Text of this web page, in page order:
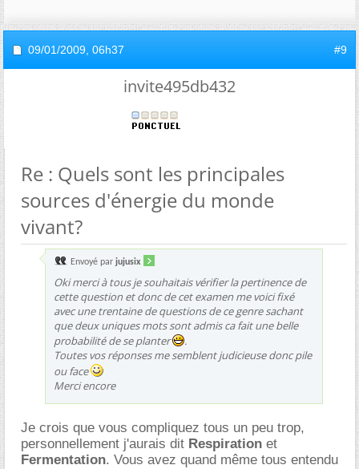
09/01/2009, 06h37 #9
invite495db432
Re : Quels sont les principales
sources d'énergie du monde
vivant?
Envoyé par jujusix
Oki merci à tous je souhaitais vérifier la pertinence de
cette question et donc de cet examen me voici fixé
avec une trentaine de questions de ce genre sachant
que deux uniques mots sont admis ca fait une belle
probabilité de se planter
.
Toutes vos réponses me semblent judicieuse donc pile
ou face
Merci encore
Je crois que vous compliquez tous un peu trop,
personnellement j'aurais dit Respiration et
Fermentation. Vous avez quand même tous entendu